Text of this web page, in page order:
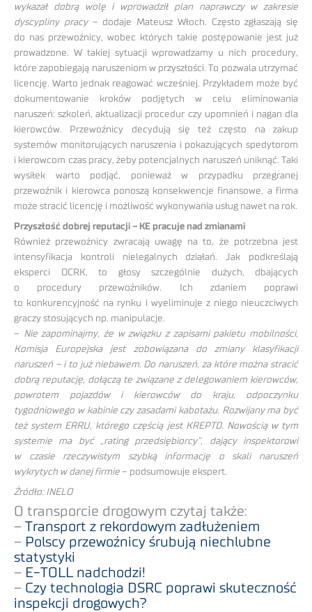
wykazał dobrą wolę i wprowadził plan naprawczy w zakresie
dyscypliny pracy– dodaje Mateusz Włoch. Często zgłaszają się
do nas przewoźnicy, wobec których takie postępowanie jest już
prowadzone. W takiej sytuacji wprowadzamy u nich procedury,
które zapobiegają naruszeniom w przyszłości. To pozwala utrzymać
licencję. Warto jednak reagować wcześniej. Przykładem może być
dokumentowanie kroków podjętych w celu eliminowania
naruszeń: szkoleń, aktualizacji procedur czy upomnień i nagan dla
kierowców. Przewoźnicy decydują się też często na zakup
systemów monitorujących naruszenia i pokazujących spedytorom
i kierowcom czas pracy, żeby potencjalnych naruszeń uniknąć. Taki
wysiłek warto podjąć, ponieważ w przypadku przegranej
przewoźnik i kierowca ponoszą konsekwencje finansowe, a firma
może stracić licencję i możliwość wykonywania usług nawet na rok.
Przyszłość dobrej reputacji – KE pracuje nad zmianami
Również przewoźnicy zwracają uwagę na to, że potrzebna jest
intensyfikacja kontroli nielegalnych działań. Jak podkreślają
eksperci OCRK, to głosy szczególnie dużych, dbających
o procedury przewoźników. Ich zdaniem poprawi
to konkurencyjność na rynku i wyeliminuje z niego nieuczciwych
graczy stosujących np. manipulacje.
– Nie zapominajmy, że w związku z zapisami pakietu mobilności,
Komisja Europejska jest zobowiązana do zmiany klasyfikacji
naruszeń – i to już niebawem. Do naruszeń, za które można stracić
dobrą reputację, dołączą te związane z delegowaniem kierowców,
powrotem pojazdów i kierowców do kraju, odpoczynku
tygodniowego w kabinie czy zasadami kabotażu. Rozwijany ma być
też system ERRU, którego częścią jest KREPTD. Nowością w tym
systemie ma być „rating przedsiębiorcy”, dający inspektorowi
w czasie rzeczywistym szybką informację o skali naruszeń
wykrytych w danej firmie – podsumowuje ekspert.
Źródło: INELO
O transporcie drogowym czytaj także:
– Transport z rekordowym zadłużeniem
– Polscy przewoźnicy śrubują niechlubne
statystyki
– E-TOLL nadchodzi!
– Czy technologia DSRC poprawi skuteczność
inspekcji drogowych?